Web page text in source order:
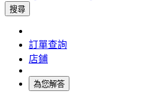
搜尋
訂單查詢
店鋪
為您解答